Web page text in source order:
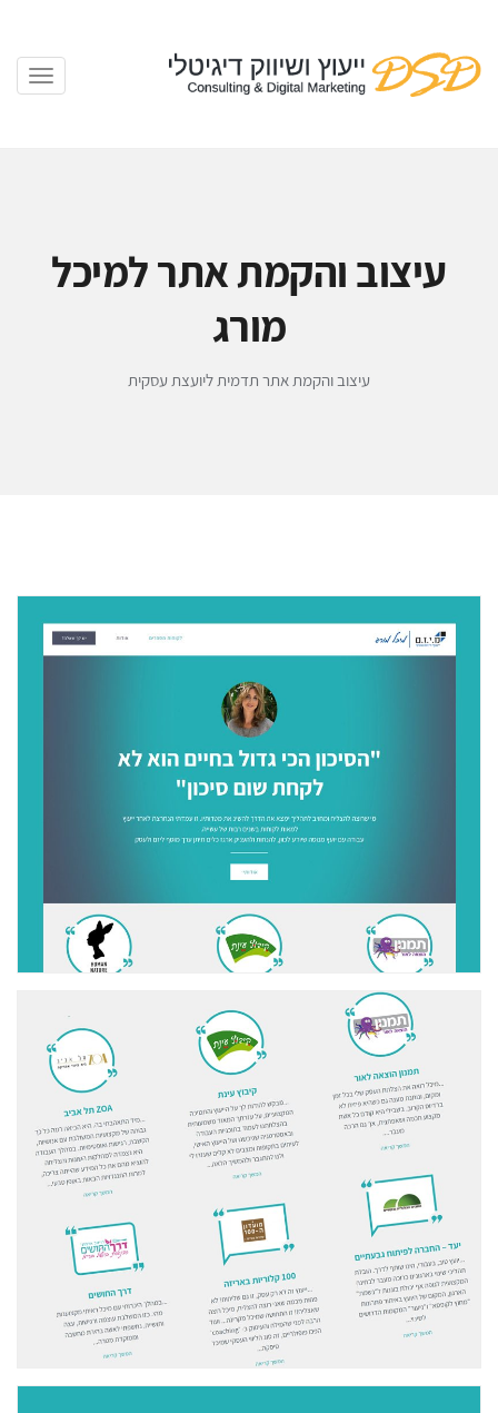
עיצוב והקמת אתר למיכל
מורג
עיצוב והקמת אתר תדמית ליועצת עסקית